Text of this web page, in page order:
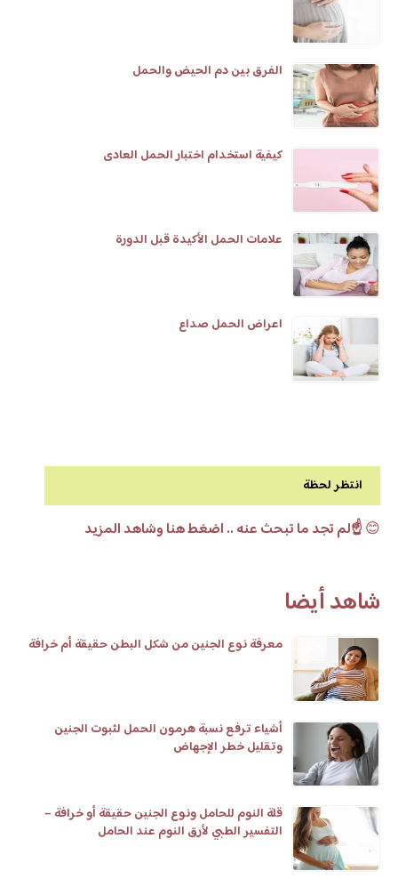
الفرق بين دم الحيض والحمل
كيفية استخدام اختبار الحمل العادى
علامات الحمل الأكيدة قبل الدورة
اعراض الحمل صداع
انتظر لحظة
😊☝️لم تجد ما تبحث عنه .. اضغط هنا وشاهد المزيد
شاهد أيضا
معرفة نوع الجنين من شكل البطن حقيقة أم خرافة
أشياء ترفع نسبة هرمون الحمل لثبوت الجنين
وتقليل خطر الإجهاض
قلة النوم للحامل ونوع الجنين حقيقة أو خرافة –
التفسير الطبي لأرق النوم عند الحامل